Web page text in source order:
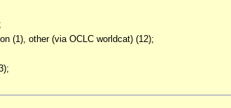
(1), other (via OCLC worldcat) (12);